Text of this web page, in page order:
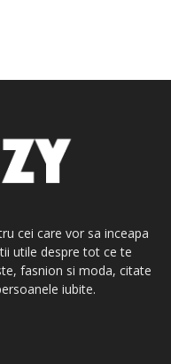
cei care vor sa inceapa
utile despre tot ce te
fasnion si moda, citate
iubite.